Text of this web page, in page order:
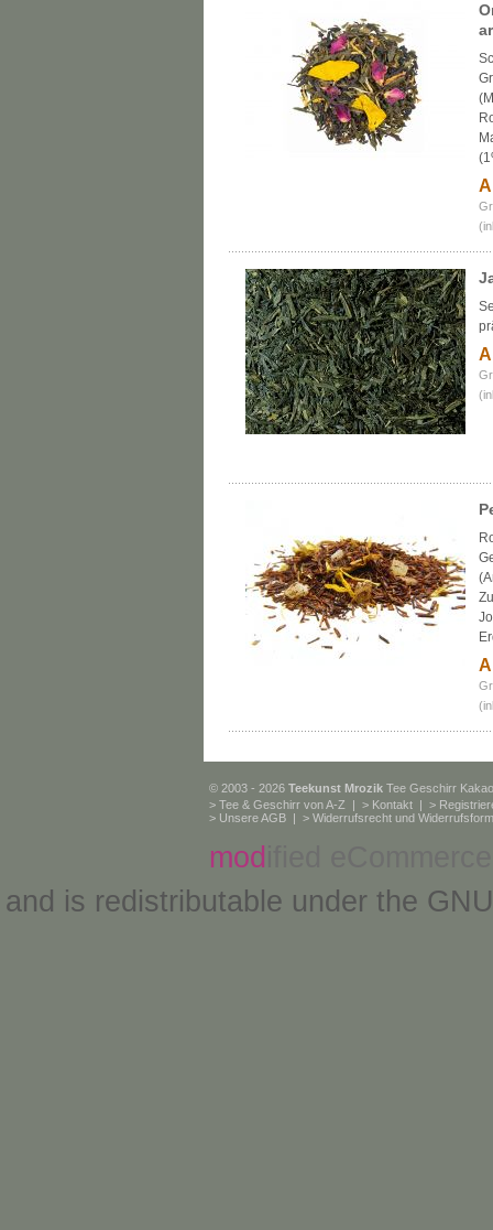
© 2003 - 2026 Teekunst Mrozik Tee Geschirr
> Tee & Geschirr von A-Z | > Kontakt | >
> Unsere AGB | > Widerrufsrecht und
mod
and is redistributable under the